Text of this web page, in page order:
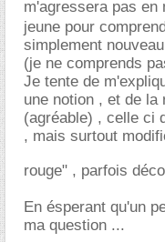
m'agressera pas en
jeune pour
simplement
(je ne comprends
Je tente de
une notion , et de la
(agréable) , celle ci
, mais surtout
rouge" , parfois
En ésperant qu'un
ma question ...